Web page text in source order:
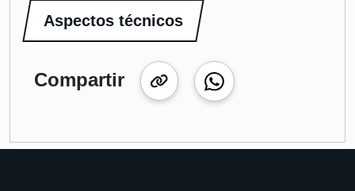
Aspectos técnicos
Compartir